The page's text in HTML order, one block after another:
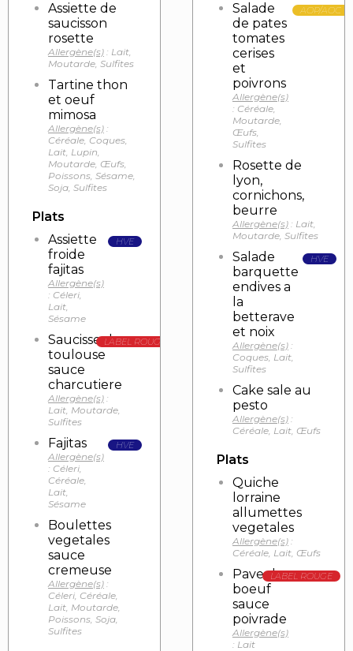
Assiette de
saucisson
rosette
Allergène(s) : Lait,
Moutarde, Sulfites
Tartine thon
et oeuf
mimosa
Allergène(s) :
Céréale, Coques,
Lait, Lupin,
Moutarde, Œufs,
Poissons, Sésame,
Soja, Sulfites
Plats
Assiette
froide
fajitas
Allergène(s)
: Céleri,
Lait,
Sésame
HVE
Saucisse de
toulouse
sauce
charcutiere
Allergène(s) :
Lait, Moutarde,
Sulfites
LABEL ROUGE
Fajitas
Allergène(s)
: Céleri,
Céréale,
Lait,
Sésame
HVE
Boulettes
vegetales
sauce
cremeuse
Allergène(s) :
Céleri, Céréale,
Lait, Moutarde,
Poissons, Soja,
Sulfites
Salade
de pates
tomates
cerises
et
poivrons
Allergène(s)
: Céréale,
Moutarde,
Œufs,
Sulfites
AOP/AOC
Rosette de
lyon,
cornichons,
beurre
Allergène(s) : Lait,
Moutarde, Sulfites
Salade
barquette
endives a
la
betterave
et noix
Allergène(s) :
Coques, Lait,
Sulfites
HVE
Cake sale au
pesto
Allergène(s) :
Céréale, Lait, Œufs
Plats
Quiche
lorraine
allumettes
vegetales
Allergène(s) :
Céréale, Lait, Œufs
Pave de
boeuf
sauce
poivrade
Allergène(s)
: Lait
LABEL ROUGE